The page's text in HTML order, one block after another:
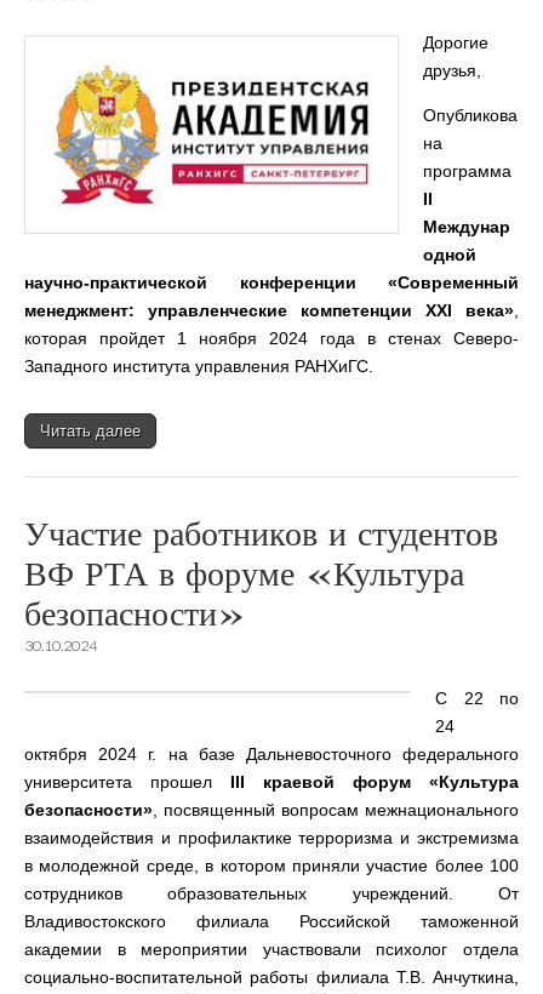
Дорогие
друзья,
Опубликова
на
программа
II
Междунар
одной
научно-практической конференции «Современный
менеджмент: управленческие компетенции XXI века»
которая пройдет 1 ноября 2024 года в стенах Северо-
Западного института управления РАНХиГС.
Читать далее
Участие работников и студентов
ВФ РТА в форуме «Культура
безопасности»
30.10.2024
С 22 по
24
октября 2024 г. на базе Дальневосточного федерального
университета прошел III краевой форум «Культура
безопасности» , посвященный вопросам межнационального
взаимодействия и профилактике терроризма и экстремизма
в молодежной среде, в котором приняли участие более 100
сотрудников образовательных учреждений. От
Владивостокского филиала Российской таможенной
академии в мероприятии участвовали психолог отдела
социально-воспитательной работы филиала Т.В. Анчуткина,